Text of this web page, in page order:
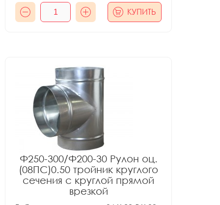
КУПИТЬ
Ф250-300/Ф200-30 Рулон оц.
(08ПС)0.50 тройник круглого
сечения с круглой прямой
врезкой